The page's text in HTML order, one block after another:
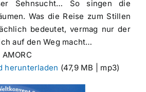
Sehnsucht… So singen die
Was die Reise zum Stillen
bedeutet, vermag nur der
auf den Weg macht…
herunterladen (47,9 MB | mp3)